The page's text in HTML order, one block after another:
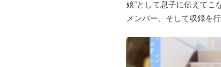
娘”として息子に伝えて
メンバー、そして収録を